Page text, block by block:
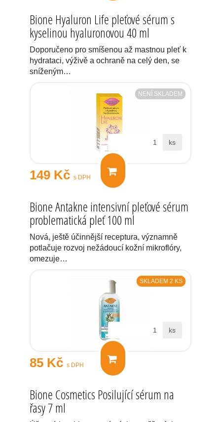
Bione Hyaluron Life pleťové sérum s
kyselinou hyaluronovou 40 ml
Doporučeno pro smíšenou až mastnou pleť k
hydrataci, výživě a ochraně na celý den, se
sníženým…
NENÍ SKLADEM
149 Kč s DPH
ks
Bione Antakne intensivní pleťové sérum
problematická pleť 100 ml
Nová, ještě účinnější receptura, významně
potlačuje rozvoj nežádoucí kožní mikroflóry,
omezuje…
SKLADEM 2 KS
85 Kč s DPH
ks
Bione Cosmetics Posilující sérum na
řasy 7 ml